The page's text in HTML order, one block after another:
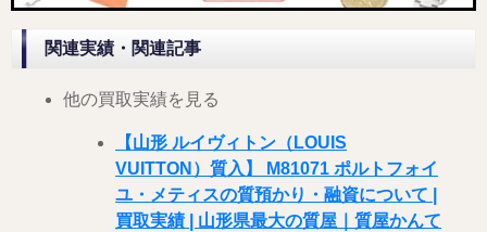
関連実績・関連記事
他の買取実績を見る
【山形 ルイヴィトン（LOUIS
VUITTON）質入】 M81071 ポルトフォイ
ユ・メティスの質預かり・融資について |
買取実績 | 山形県最大の質屋｜質屋かんて